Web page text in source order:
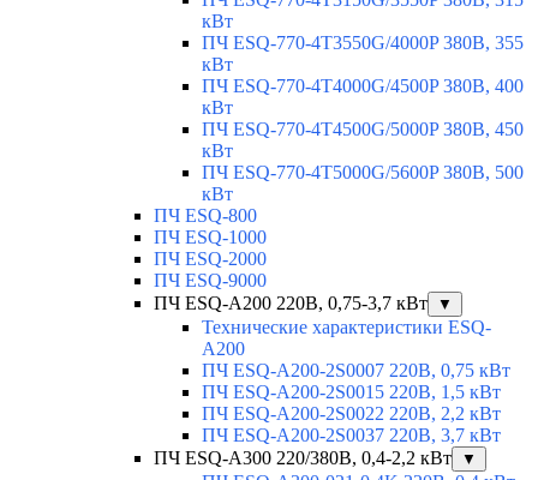
кВт
ПЧ ESQ-770-4T3550G/4000P 380В, 355
кВт
ПЧ ESQ-770-4T4000G/4500P 380В, 400
кВт
ПЧ ESQ-770-4T4500G/5000P 380В, 450
кВт
ПЧ ESQ-770-4T5000G/5600P 380В, 500
кВт
ПЧ ESQ-800
ПЧ ESQ-1000
ПЧ ESQ-2000
ПЧ ESQ-9000
ПЧ ESQ-A200 220В, 0,75-3,7 кВт
▼
Технические характеристики ESQ-
A200
ПЧ ESQ-A200-2S0007 220В, 0,75 кВт
ПЧ ESQ-A200-2S0015 220В, 1,5 кВт
ПЧ ESQ-A200-2S0022 220В, 2,2 кВт
ПЧ ESQ-A200-2S0037 220В, 3,7 кВт
ПЧ ESQ-A300 220/380В, 0,4-2,2 кВт
▼